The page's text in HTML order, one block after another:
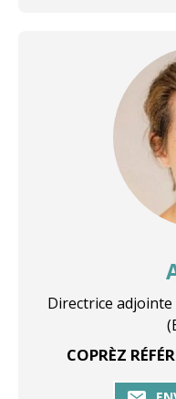
Directrice
COPRÈZ